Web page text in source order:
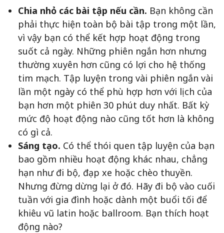
Chia nhỏ các bài tập nếu cần. Bạn không cần
phải thực hiện toàn bộ bài tập trong một lần,
vì vậy bạn có thể kết hợp hoạt động trong
suốt cả ngày. Những phiên ngắn hơn nhưng
thường xuyên hơn cũng có lợi cho hệ thống
tim mạch. Tập luyện trong vài phiên ngắn vài
lần một ngày có thể phù hợp hơn với lịch của
bạn hơn một phiên 30 phút duy nhất. Bất kỳ
mức độ hoạt động nào cũng tốt hơn là không
có gì cả.
Sáng tạo. Có thể thói quen tập luyện của bạn
bao gồm nhiều hoạt động khác nhau, chẳng
hạn như đi bộ, đạp xe hoặc chèo thuyền.
Nhưng đừng dừng lại ở đó. Hãy đi bộ vào cuối
tuần với gia đình hoặc dành một buổi tối để
khiêu vũ latin hoặc ballroom. Bạn thích hoạt
động nào?